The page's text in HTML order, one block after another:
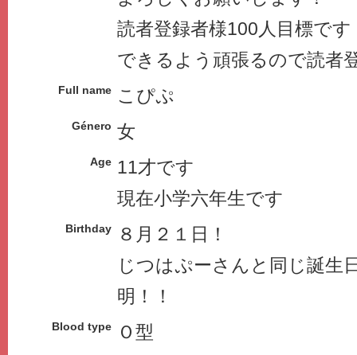
読者登録者様100人目標で
できるよう頑張るので読者
Full name こぴぷ
Género 女
Age 11才です
現在小学六年生です
Birthday
８月２１日！
じつはぷーさんと同じ誕生
明！！
Blood type Ｏ型